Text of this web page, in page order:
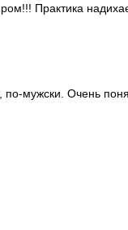
Практика
мужски. Очень